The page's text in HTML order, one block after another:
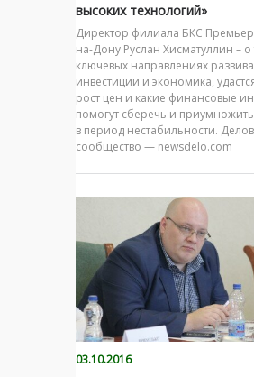
высоких технологий»
Директор филиала БКС
на-Дону Руслан Хисматуллин – о
ключевых направлениях
инвестиции и экономика,
рост цен и какие финансовые
помогут сберечь и
в период нестабильности.
сообщество — newsdelo.com
03.10.2016